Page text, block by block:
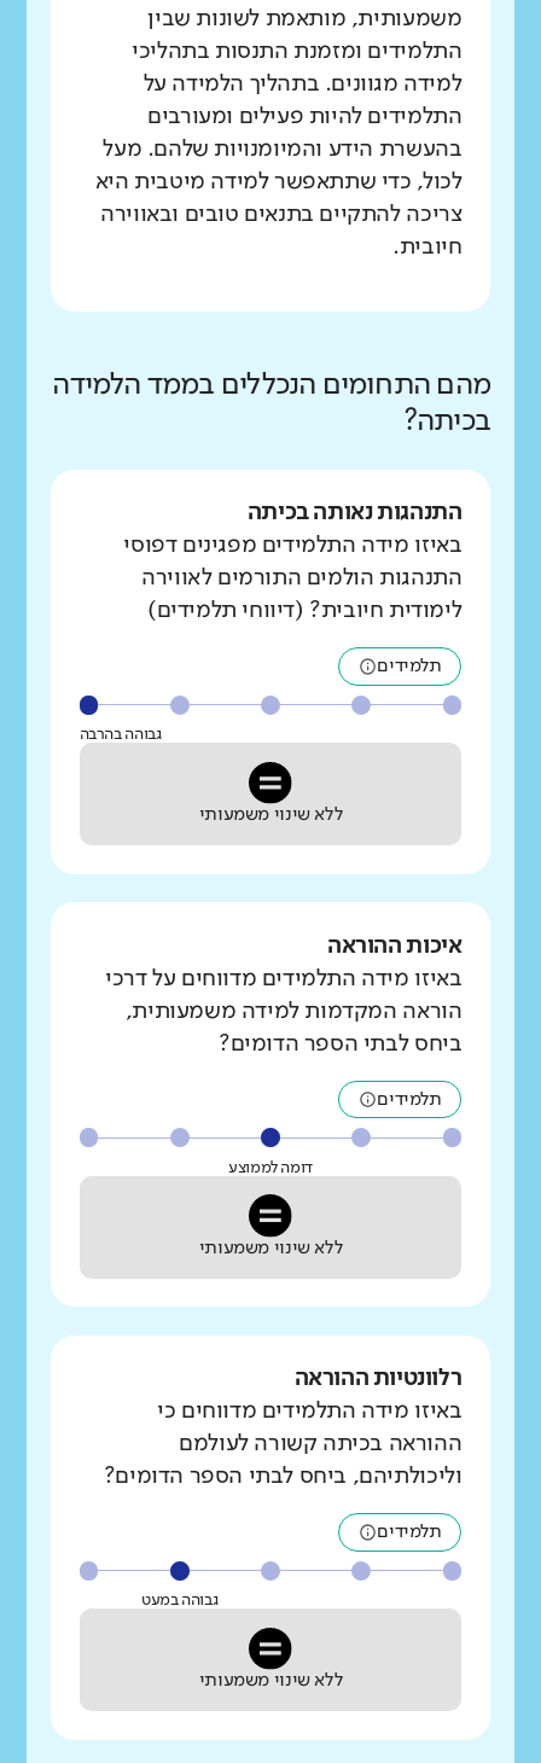
משמעותית, מותאמת לשונות שבין
התלמידים ומזמנת התנסות בתהליכי
למידה מגוונים. בתהליך הלמידה על
התלמידים להיות פעילים ומעורבים
בהעשרת הידע והמיומנויות שלהם. מעל
לכול, כדי שתתאפשר למידה מיטבית היא
צריכה להתקיים בתנאים טובים ובאווירה
חיובית.
מהם התחומים הנכללים בממד הלמידה
בכיתה?
התנהגות נאותה בכיתה
באיזו מידה התלמידים מפגינים דפוסי
התנהגות הולמים התורמים לאווירה
לימודית חיובית? (דיווחי תלמידים)
תלמידים
גבוהה בהרבה
ללא שינוי משמעותי
איכות ההוראה
באיזו מידה התלמידים מדווחים על דרכי
הוראה המקדמות למידה משמעותית,
ביחס לבתי הספר הדומים?
תלמידים
דומה לממוצע
ללא שינוי משמעותי
רלוונטיות ההוראה
באיזו מידה התלמידים מדווחים כי
ההוראה בכיתה קשורה לעולמם
וליכולתיהם, ביחס לבתי הספר הדומים?
תלמידים
גבוהה במעט
ללא שינוי משמעותי